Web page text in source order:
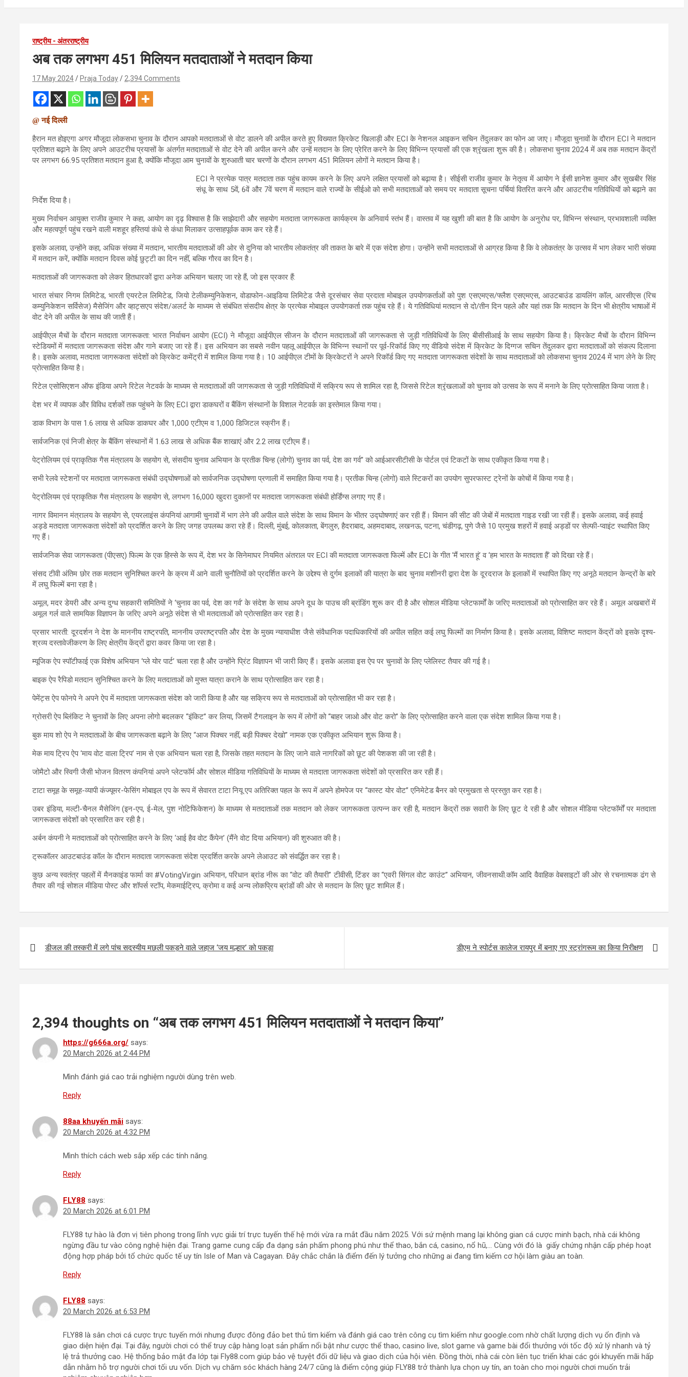
राष्ट्रीय - अंतरराष्ट्रीय
अब तक लगभग 451 मिलियन मतदाताओं ने मतदान किया
17 May 2024 Praja Today 2,394 Comments
@ नई दिल्ली
हैरान मत होइएगा अगर मौजूदा लोकसभा चुनाव के दौरान आपको मतदाताओं से वोट डालने की अपील करते हुए विख्‍यात क्रिकेट खिलाड़ी और ECI के नेशनल आइकन सचिन तेंदुलकर का फोन आ जाए। मौजूदा चुनावों के दौरान ECI ने मतदान
प्रतिशत बढ़ाने के लिए अपने आउटरीच प्रयासों के अंतर्गत मतदाताओं से वोट देने की अपील करने और उन्‍हें मतदान के लिए प्रेरित करने के लिए विभिन्न प्रयासों की एक श्रृंखला शुरू की है। लोकसभा चुनाव 2024 में अब तक मतदान केंद्रों
पर लगभग 66.95 प्रतिशत मतदान हुआ है, क्योंकि मौजूदा आम चुनावों के शुरुआती चार चरणों के दौरान लगभग 451 मिलियन लोगों ने मतदान किया है।
ECI ने प्रत्येक पात्र मतदाता तक पहुंच कायम करने के लिए अपने लक्षित प्रयासों को बढ़ाया है। सीईसी राजीव कुमार के नेतृत्व में आयोग ने ईसी ज्ञानेश कुमार और सुखबीर सिंह
संधू के साथ 5वें, 6वें और 7वें चरण में मतदान वाले राज्यों के सीईओ को सभी मतदाताओं को समय पर मतदाता सूचना पर्चियां वितरित करने और आउटरीच गतिविधियों को बढ़ाने का
निर्देश दिया है।
मुख्य निर्वाचन आयुक्त राजीव कुमार ने कहा, आयोग का दृढ़ विश्वास है कि साझेदारी और सहयोग मतदाता जागरूकता कार्यक्रम के अनिवार्य स्तंभ हैं। वास्तव में यह खुशी की बात है कि आयोग के अनुरोध पर, विभिन्न संस्थान, प्रभावशाली व्यक्ति
और महत्वपूर्ण पहुंच रखने वाली मशहूर हस्तियां कंधे से कंधा मिलाकर उत्साहपूर्वक काम कर रहे हैं।
इसके अलावा, उन्होंने कहा, अधिक संख्या में मतदान, भारतीय मतदाताओं की ओर से दुनिया को भारतीय लोकतंत्र की ताकत के बारे में एक संदेश होगा। उन्होंने सभी मतदाताओं से आग्रह किया है कि वे लोकतंत्र के उत्सव में भाग लेकर भारी संख्या
में मतदान करें, क्योंकि मतदान दिवस कोई छुट्टी का दिन नहीं, बल्कि गौरव का दिन है।
मतदाताओं की जागरूकता को लेकर हितधारकों द्वारा अनेक अभियान चलाए जा रहे हैं, जो इस प्रकार हैं:
भारत संचार निगम लिमिटेड, भारती एयरटेल लिमिटेड, जियो टेलीकम्युनिकेशन, वोडाफोन-आइडिया लिमिटेड जैसे दूरसंचार सेवा प्रदाता मोबाइल उपयोगकर्ताओं को पुश एसएमएस/फ्लैश एसएमएस, आउटबाउंड डायलिंग कॉल, आरसीएस (रिच
कम्युनिकेशन सर्विसेज) मैसेजिंग और व्हाट्सएप संदेश/अलर्ट के माध्यम से संबंधित संसदीय क्षेत्र के प्रत्येक मोबाइल उपयोगकर्ता तक पहुंच रहे हैं। ये गतिविधियां मतदान से दो/तीन दिन पहले और यहां तक कि मतदान के दिन भी क्षेत्रीय भाषाओं में
वोट देने की अपील के साथ की जाती हैं।
आईपीएल मैचों के दौरान मतदाता जागरूकता: भारत निर्वाचन आयोग (ECI) ने मौजूदा आईपीएल सीजन के दौरान मतदाताओं की जागरूकता से जुड़ी गतिविधियों के लिए बीसीसीआई के साथ सहयोग किया है। क्रिकेट मैचों के दौरान विभिन्न
स्टेडियमों में मतदाता जागरूकता संदेश और गाने बजाए जा रहे हैं। इस अभियान का सबसे नवीन पहलू आईपीएल के विभिन्न स्थानों पर पूर्व-रिकॉर्ड किए गए वीडियो संदेश में क्रिकेट के दिग्गज सचिन तेंदुलकर द्वारा मतदाताओं को संकल्प दिलाना
है। इसके अलावा, मतदाता जागरूकता संदेशों को क्रिकेट कमेंट्री में शामिल किया गया है। 10 आईपीएल टीमों के क्रिकेटरों ने अपने रिकॉर्ड किए गए मतदाता जागरूकता संदेशों के साथ मतदाताओं को लोकसभा चुनाव 2024 में भाग लेने के लिए
प्रोत्साहित किया है।
रिटेल एसोसिएशन ऑफ इंडिया अपने रिटेल नेटवर्क के माध्यम से मतदाताओं की जागरूकता से जुड़ी गतिविधियों में सक्रिय रूप से शामिल रहा है, जिससे रिटेल श्रृंखलाओं को चुनाव को उत्सव के रूप में मनाने के लिए प्रोत्साहित किया जाता है।
देश भर में व्यापक और विविध दर्शकों तक पहुंचने के लिए ECI द्वारा डाकघरों व बैंकिंग संस्थानों के विशाल नेटवर्क का इस्तेमाल किया गया।
डाक विभाग के पास 1.6 लाख से अधिक डाकघर और 1,000 एटीएम व 1,000 डिजिटल स्क्रीन हैं।
सार्वजनिक एवं निजी क्षेत्र के बैंकिंग संस्थानों में 1.63 लाख से अधिक बैंक शाखाएं और 2.2 लाख एटीएम हैं।
पेट्रोलियम एवं प्राकृतिक गैस मंत्रालय के सहयोग से, संसदीय चुनाव अभियान के प्रतीक चिन्ह (लोगो) चुनाव का पर्व, देश का गर्व” को आईआरसीटीसी के पोर्टल एवं टिकटों के साथ एकीकृत किया गया है।
सभी रेलवे स्टेशनों पर मतदाता जागरूकता संबंधी उद्घोषणाओं को सार्वजनिक उद्घोषणा प्रणाली में समाहित किया गया है। प्रतीक चिन्ह (लोगो) वाले स्टिकरों का उपयोग सुपरफास्ट ट्रेनों के कोचों में किया गया है।
पेट्रोलियम एवं प्राकृतिक गैस मंत्रालय के सहयोग से, लगभग 16,000 खुदरा दुकानों पर मतदाता जागरूकता संबंधी होर्डिंग्स लगाए गए हैं।
नागर विमानन मंत्रालय के सहयोग से, एयरलाइंस कंपनियां आगामी चुनावों में भाग लेने की अपील वाले संदेश के साथ विमान के भीतर उद्घोषणाएं कर रही हैं। विमान की सीट की जेबों में मतदाता गाइड रखी जा रही हैं। इसके अलावा, कई हवाई
अड्डे मतदाता जागरूकता संदेशों को प्रदर्शित करने के लिए जगह उपलब्ध करा रहे हैं। दिल्ली, मुंबई, कोलकाता, बेंगलुरु, हैदराबाद, अहमदाबाद, लखनऊ, पटना, चंडीगढ़, पुणे जैसे 10 प्रमुख शहरों में हवाई अड्डों पर सेल्फी-प्वाइंट स्थापित किए
गए हैं।
सार्वजनिक सेवा जागरूकता (पीएसए) फिल्म के एक हिस्से के रूप में, देश भर के सिनेमाघर नियमित अंतराल पर ECI की मतदाता जागरूकता फिल्में और ECI के गीत ‘मैं भारत हूं’ व ‘हम भारत के मतदाता हैं’ को दिखा रहे हैं।
संसद टीवी अंतिम छोर तक मतदान सुनिश्चित करने के क्रम में आने वाली चुनौतियों को प्रदर्शित करने के उद्देश्य से दुर्गम इलाकों की यात्रा के बाद चुनाव मशीनरी द्वारा देश के दूरदराज के इलाकों में स्थापित किए गए अनूठे मतदान केन्द्रों के बारे
में लघु फिल्में बना रहा है।
अमूल, मदर डेयरी और अन्य दुग्ध सहकारी समितियों ने ‘चुनाव का पर्व, देश का गर्व’ के संदेश के साथ अपने दूध के पाउच की ब्रांडिंग शुरू कर दी है और सोशल मीडिया प्लेटफार्मों के जरिए मतदाताओं को प्रोत्साहित कर रहे हैं। अमूल अखबारों में
अमूल गर्ल वाले सामयिक विज्ञापन के जरिए अपने अनूठे संदेश से भी मतदाताओं को प्रोत्साहित कर रहा है।
प्रसार भारती: दूरदर्शन ने देश के माननीय राष्ट्रपति, माननीय उपराष्ट्रपति और देश के मुख्य न्यायाधीश जैसे संवैधानिक पदाधिकारियों की अपील सहित कई लघु फिल्मों का निर्माण किया है। इसके अलावा, विशिष्ट मतदान केंद्रों को इसके दृश्य-
श्रव्य दस्तावेजीकरण के लिए क्षेत्रीय केंद्रों द्वारा कवर किया जा रहा है।
म्यूजिक ऐप स्पॉटीफाई एक विशेष अभियान ‘प्ले योर पार्ट’ चला रहा है और उन्होंने प्रिंट विज्ञापन भी जारी किए हैं। इसके अलावा इस ऐप पर चुनावों के लिए प्लेलिस्ट तैयार की गई है।
बाइक ऐप रैपिडो मतदान सुनिश्चित करने के लिए मतदाताओं को मुफ्त यात्रा कराने के साथ प्रोत्साहित कर रहा है।
पेमेंट्स ऐप फोनपे ने अपने ऐप में मतदाता जागरूकता संदेश को जारी किया है और यह सक्रिय रूप से मतदाताओं को प्रोत्साहित भी कर रहा है।
ग्रोसरी ऐप ब्लिंकिट ने चुनावों के लिए अपना लोगो बदलकर “इंकिट” कर लिया, जिसमें टैगलाइन के रूप में लोगों को “बाहर जाओ और वोट करो” के लिए प्रोत्साहित करने वाला एक संदेश शामिल किया गया है।
बुक माय शो ऐप ने मतदाताओं के बीच जागरूकता बढ़ाने के लिए “आज पिक्चर नहीं, बड़ी पिक्चर देखो” नामक एक एकीकृत अभियान शुरू किया है।
मेक माय ट्रिप ऐप ‘माय वोट वाला ट्रिप’ नाम से एक अभियान चला रहा है, जिसके तहत मतदान के लिए जाने वाले नागरिकों को छूट की पेशकश की जा रही है।
जोमैटो और स्विगी जैसी भोजन वितरण कंपनियां अपने प्लेटफॉर्म और सोशल मीडिया गतिविधियों के माध्यम से मतदाता जागरूकता संदेशों को प्रसारित कर रही हैं।
टाटा समूह के समूह-व्यापी कंज्यूमर-फेसिंग मोबाइल एप के रूप में सेवारत टाटा नियू एप अतिरिक्त पहल के रूप में अपने होमपेज पर “कास्ट योर वोट” एनिमेटेड बैनर को प्रमुखता से प्रस्तुत कर रहा है।
उबर इंडिया, मल्टी-चैनल मैसेजिंग (इन-एप, ई-मेल, पुश नोटिफिकेशन) के माध्यम से मतदाताओं तक मतदान को लेकर जागरूकता उत्पन्न कर रही है, मतदान केंद्रों तक सवारी के लिए छूट दे रही है और सोशल मीडिया प्लेटफॉर्मों पर मतदाता
जागरूकता संदेशों को प्रसारित कर रही है।
अर्बन कंपनी ने मतदाताओं को प्रोत्साहित करने के लिए ‘आई हैव वोट कैंपेन’ (मैंने वोट दिया अभियान) की शुरुआत की है।
ट्रूकॉलर आउटबाउंड कॉल के दौरान मतदाता जागरूकता संदेश प्रदर्शित करके अपने लेआउट को संवर्द्धित कर रहा है।
कुछ अन्य स्वतंत्र पहलों में मैनकाइंड फार्मा का #VotingVirgin अभियान, परिधान ब्रांड नीरू का “वोट की तैयारी” टीवीसी, टिंडर का “एवरी सिंगल वोट काउंट” अभियान, जीवनसाथी.कॉम आदि वैवाहिक वेबसाइटों की ओर से रचनात्मक ढंग से
तैयार की गई सोशल मीडिया पोस्ट और शॉपर्स स्टॉप, मेकमाईट्रिप, क्रोमा व कई अन्य लोकप्रिय ब्रांडों की ओर से मतदान के लिए छूट शामिल हैं।
navigation
डीजल की तस्करी में लगे पांच सदस्यीय मछली पकड़ने वाले जहाज ‘जय मल्हार’ को पकड़ा डीएम ने स्पोर्टस कालेज रायपुर में बनाए गए स्ट्रांगरूम का किया निरीक्षण
2,394 thoughts on “अब तक लगभग 451 मिलियन मतदाताओं ने मतदान किया”
https://g666a.org/ says:
20 March 2026 at 2:44 PM
Mình đánh giá cao trải nghiệm người dùng trên web.
Reply
88aa khuyến mãi says:
20 March 2026 at 4:32 PM
Mình thích cách web sắp xếp các tính năng.
Reply
FLY88 says:
20 March 2026 at 6:01 PM
FLY88 tự hào là đơn vị tiên phong trong lĩnh vực giải trí trực tuyến thế hệ mới vừa ra mắt đầu năm 2025. Với sứ mệnh mang lại không gian cá cược minh bạch, nhà cái không
ngừng đầu tư vào công nghệ hiện đại. Trang game cung cấp đa dạng sản phẩm phong phú như thể thao, bắn cá, casino, nổ hũ,… Cùng với đó là giấy chứng nhận cấp phép hoạt
động hợp pháp bởi tổ chức quốc tế uy tín Isle of Man và Cagayan. Đây chắc chắn là điểm đến lý tưởng cho những ai đang tìm kiếm cơ hội làm giàu an toàn.
Reply
FLY88 says:
20 March 2026 at 6:53 PM
FLY88 là sân chơi cá cược trực tuyến mới nhưng được đông đảo bet thủ tìm kiếm và đánh giá cao trên công cụ tìm kiếm như google.com nhờ chất lượng dịch vụ ổn định và
giao diện hiện đại. Tại đây, người chơi có thể truy cập hàng loạt sản phẩm nổi bật như cược thể thao, casino live, slot game và game bài đổi thưởng với tốc độ xử lý nhanh và tỷ
lệ trả thưởng cao. Hệ thống bảo mật đa lớp tại Fly88.com giúp bảo vệ tuyệt đối dữ liệu và giao dịch của hội viên. Đồng thời, nhà cái còn liên tục triển khai các gói khuyến mãi hấp
dẫn nhằm hỗ trợ người chơi tối ưu vốn. Dịch vụ chăm sóc khách hàng 24/7 cũng là điểm cộng giúp FLY88 trở thành lựa chọn uy tín, an toàn cho mọi người chơi muốn trải